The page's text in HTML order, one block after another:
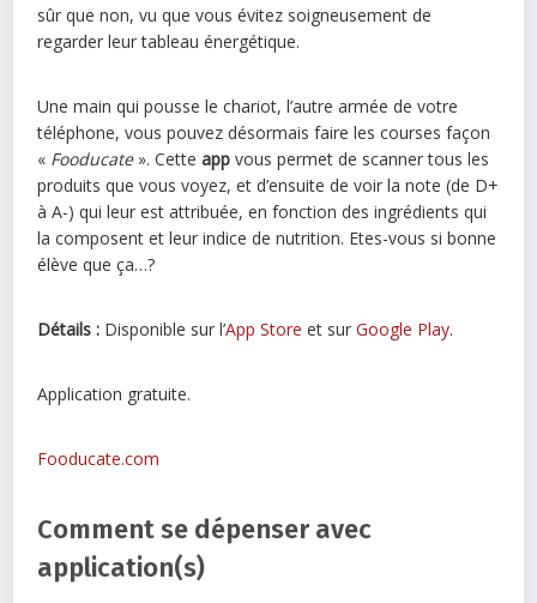
sûr que non, vu que vous évitez soigneusement de
regarder leur tableau énergétique.
Une main qui pousse le chariot, l’autre armée de votre
téléphone, vous pouvez désormais faire les courses façon
« Fooducate». Cetteapp vous permet de scanner tous les
produits que vous voyez, et d’ensuite de voir la note (de D+
à A-) qui leur est attribuée, en fonction des ingrédients qui
la composent et leur indice de nutrition. Etes-vous si bonne
élève que ça…?
Détails : Disponible sur l’App Store et surGoogle Play.
Application gratuite.
Fooducate.com
Comment se dépenser avec
application(s)